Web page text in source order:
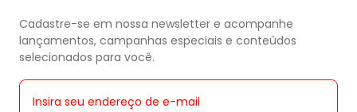
Cadastre-se em nossa newsletter e acompanhe
lançamentos, campanhas especiais e conteúdos
selecionados para você.